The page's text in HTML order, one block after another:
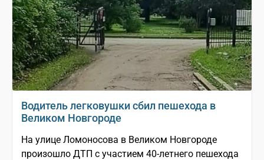
Водитель легковушки сбил пешехода в
Великом Новгороде
На улице Ломоносова в Великом Новгороде
произошло ДТП с участием 40-летнего пешехода